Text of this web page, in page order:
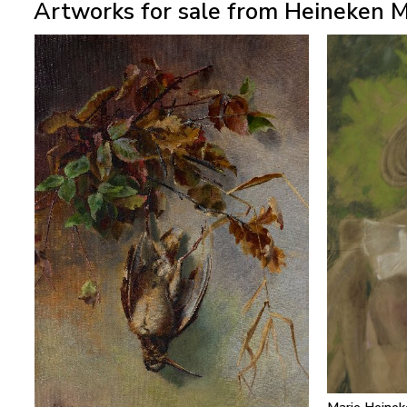
Artworks for sale from Heineken